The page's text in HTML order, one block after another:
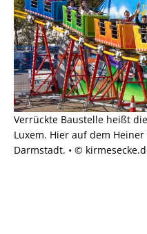
Verrückte Baustelle heißt
Luxem. Hier auf dem
Darmstadt. • ©